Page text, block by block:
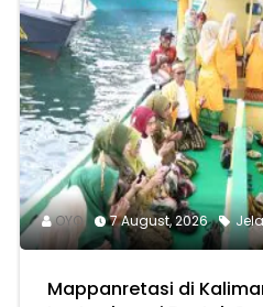
OYO 7 August, 2026
Mappanretasi di